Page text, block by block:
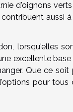
d'oignons
aussi
lorsqu'elles
excellente
Que ce
pour